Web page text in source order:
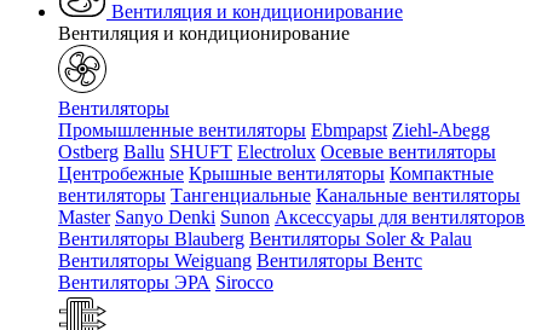
Вентиляция и кондиционирование
Вентиляция и кондиционирование
Вентиляторы
Промышленные вентиляторы Ebmpapst Ziehl-Abegg
Ostberg Ballu SHUFT Electrolux Осевые вентиляторы
Центробежные Крышные вентиляторы Компактные
вентиляторы Тангенциальные Канальные вентиляторы
Master Sanyo Denki Sunon Аксессуары для вентиляторов
Вентиляторы Blauberg Вентиляторы Soler & Palau
Вентиляторы Weiguang Вентиляторы Вентс
Вентиляторы ЭРА Sirocco